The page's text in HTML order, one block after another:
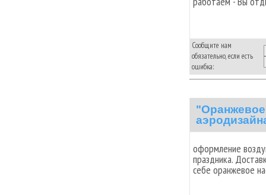
Сообщите нам
обязательно, если есть
ошибка:
оформление
праздника.
себе оранжевое